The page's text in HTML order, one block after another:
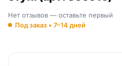
Нет отзывов — оставьте первый
Под заказ • 7–14 дней